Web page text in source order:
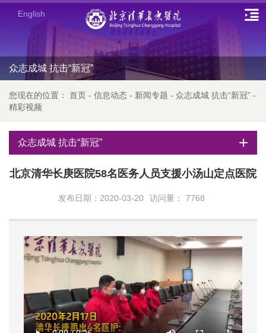
English
众志成城 抗击“新冠”
您现在的位置： 首页 - 信息动态 - 新闻专题 - 众志成城 抗击“新冠” -
精彩视频
众志成城 抗击“新冠”
北京清华长庚医院58名医务人员支援小汤山定点医院
发布日期：2020-03-20 访问量： 7768